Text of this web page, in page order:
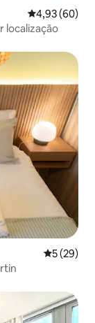
4,93 de uma
4,93 (60)
localização
5 de uma
5 (29)